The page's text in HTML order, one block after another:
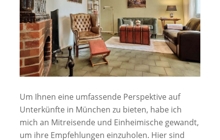
Um Ihnen eine umfassende Perspektive auf
Unterkünfte in München zu bieten, habe ich
mich an Mitreisende und Einheimische gewandt,
um ihre Empfehlungen einzuholen. Hier sind